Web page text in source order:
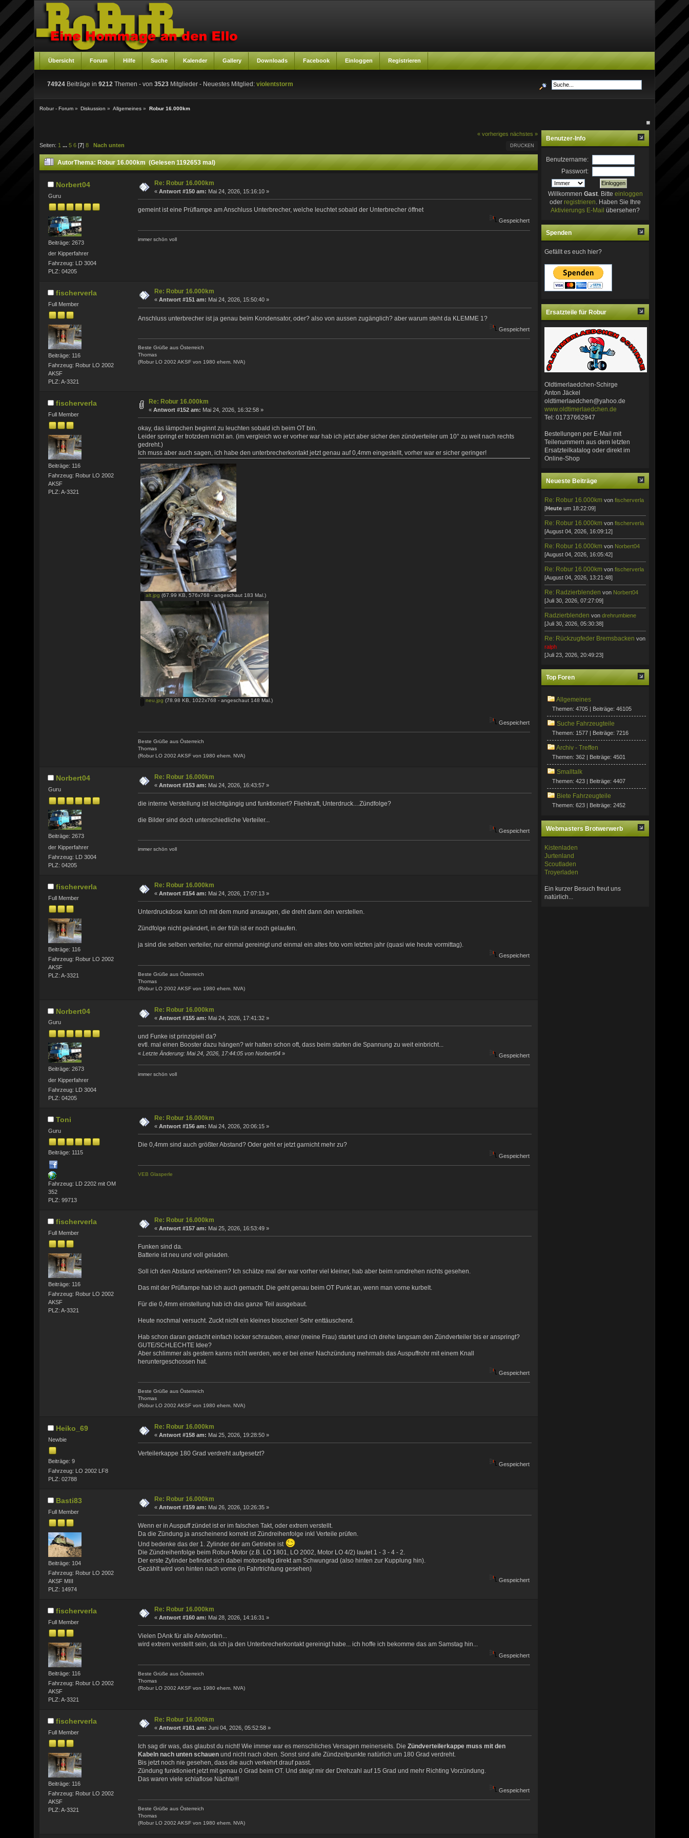
Übersicht Forum Hilfe Suche Kalender Gallery Downloads Facebook Einloggen Registrieren
74924 Beiträge in9212 Themen - von3523 Mitglieder - Neuestes Mitglied:violentstorm
Robur - Forum » Diskussion » Allgemeines » Robur 16.000km
« vorheriges nächstes »
DRUCKEN
Seiten: 1 ...5 6 [7]8 Nach unten
AutorThema: Robur 16.000km (Gelesen 1192653 mal)
Norbert04
Guru
Beiträge: 2673
der Kipperfahrer
Fahrzeug: LD 3004
PLZ: 04205
Re: Robur 16.000km
«Antwort #150 am: Mai 24, 2026, 15:16:10 »
gemeint ist eine Prüflampe am Anschluss Unterbrecher, welche leuchtet sobald der Unterbrecher öffnet
Gespeichert
immer schön voll
fischerverla
Full Member
Beiträge: 116
Fahrzeug: Robur LO 2002
AKSF
PLZ: A-3321
Re: Robur 16.000km
«Antwort #151 am: Mai 24, 2026, 15:50:40 »
Anschluss unterbrecher ist ja genau beim Kondensator, oder? also von aussen zugänglich? aber warum steht da KLEMME 1?
Gespeichert
Beste Grüße aus Österreich
Thomas
(Robur LO 2002 AKSF von 1980 ehem. NVA)
fischerverla
Full Member
Beiträge: 116
Fahrzeug: Robur LO 2002
AKSF
PLZ: A-3321
Re: Robur 16.000km
«Antwort #152 am: Mai 24, 2026, 16:32:58 »
okay, das lämpchen beginnt zu leuchten sobald ich beim OT bin.
Leider springt er trotzdem nicht an. (im vergleich wo er vorher war hab ich jetzt aber sicher den zündverteiler um 10° zu weit nach rechts
gedreht.)
Ich muss aber auch sagen, ich habe den unterbrecherkontakt jetzt genau auf 0,4mm eingestellt, vorher war er sicher geringer!
alt.jpg (67.99 KB, 576x768 - angeschaut 183 Mal.)
neu.jpg (78.98 KB, 1022x768 - angeschaut 148 Mal.)
Gespeichert
Beste Grüße aus Österreich
Thomas
(Robur LO 2002 AKSF von 1980 ehem. NVA)
Norbert04
Guru
Beiträge: 2673
der Kipperfahrer
Fahrzeug: LD 3004
PLZ: 04205
Re: Robur 16.000km
«Antwort #153 am: Mai 24, 2026, 16:43:57 »
die interne Verstellung ist leichtgängig und funktioniert? Fliehkraft, Unterdruck....Zündfolge?
die Bilder sind doch unterschiedliche Verteiler...
Gespeichert
immer schön voll
fischerverla
Full Member
Beiträge: 116
Fahrzeug: Robur LO 2002
AKSF
PLZ: A-3321
Re: Robur 16.000km
«Antwort #154 am: Mai 24, 2026, 17:07:13 »
Unterdruckdose kann ich mit dem mund ansaugen, die dreht dann den verstellen.
Zündfolge nicht geändert, in der früh ist er noch gelaufen.
ja sind die selben verteiler, nur einmal gereinigt und einmal ein altes foto vom letzten jahr (quasi wie heute vormittag).
Gespeichert
Beste Grüße aus Österreich
Thomas
(Robur LO 2002 AKSF von 1980 ehem. NVA)
Norbert04
Guru
Beiträge: 2673
der Kipperfahrer
Fahrzeug: LD 3004
PLZ: 04205
Re: Robur 16.000km
«Antwort #155 am: Mai 24, 2026, 17:41:32 »
und Funke ist prinzipiell da?
evtl. mal einen Booster dazu hängen? wir hatten schon oft, dass beim starten die Spannung zu weit einbricht...
«Letzte Änderung: Mai 24, 2026, 17:44:05 von Norbert04 » Gespeichert
immer schön voll
Toni
Guru
Beiträge: 1115
Fahrzeug: LD 2202 mit OM
352
PLZ: 99713
Re: Robur 16.000km
«Antwort #156 am: Mai 24, 2026, 20:06:15 »
Die 0,4mm sind auch größter Abstand? Oder geht er jetzt garnicht mehr zu?
Gespeichert
VEB Glasperle
fischerverla
Full Member
Beiträge: 116
Fahrzeug: Robur LO 2002
AKSF
PLZ: A-3321
Re: Robur 16.000km
«Antwort #157 am: Mai 25, 2026, 16:53:49 »
Funken sind da.
Batterie ist neu und voll geladen.
Soll ich den Abstand verkleinern? Ich schätze mal der war vorher viel kleiner, hab aber beim rumdrehen nichts gesehen.
Das mit der Prüflampe hab ich auch gemacht. Die geht genau beim OT Punkt an, wenn man vorne kurbelt.
Für die 0,4mm einstellung hab ich das ganze Teil ausgebaut.
Heute nochmal versucht. Zuckt nicht ein kleines bisschen! Sehr enttäuschend.
Hab schon daran gedacht einfach locker schrauben, einer (meine Frau) startet und ich drehe langsam den Zündverteiler bis er anspringt?
GUTE/SCHLECHTE Idee?
Aber schlimmer als gestern kanns nicht werden, wo er bei einer Nachzündung mehrmals das Auspuffrohr mit einem Knall
heruntergeschossen hat.
Gespeichert
Beste Grüße aus Österreich
Thomas
(Robur LO 2002 AKSF von 1980 ehem. NVA)
Heiko_69
Newbie
Beiträge: 9
Fahrzeug: LO 2002 LF8
PLZ: 02788
Re: Robur 16.000km
«Antwort #158 am: Mai 25, 2026, 19:28:50 »
Verteilerkappe 180 Grad verdreht aufgesetzt?
Gespeichert
Basti83
Full Member
Beiträge: 104
Fahrzeug: Robur LO 2002
AKSF MIII
PLZ: 14974
Re: Robur 16.000km
«Antwort #159 am: Mai 26, 2026, 10:26:35 »
Wenn er in Auspuff zündet ist er im falschen Takt, oder extrem verstellt.
Da die Zündung ja anscheinend korrekt ist Zündreihenfolge inkl Verteile prüfen.
Und bedenke das der 1. Zylinder der am Getriebe ist
Die Zündreihenfolge beim Robur-Motor (z.B. LO 1801, LO 2002, Motor LO 4/2) lautet 1 - 3 - 4 - 2.
Der erste Zylinder befindet sich dabei motorseitig direkt am Schwungrad (also hinten zur Kupplung hin).
Gezählt wird von hinten nach vorne (in Fahrtrichtung gesehen)
Gespeichert
fischerverla
Full Member
Beiträge: 116
Fahrzeug: Robur LO 2002
AKSF
PLZ: A-3321
Re: Robur 16.000km
«Antwort #160 am: Mai 28, 2026, 14:16:31 »
Vielen DAnk für alle Antworten...
wird extrem verstellt sein, da ich ja den Unterbrecherkontakt gereinigt habe... ich hoffe ich bekomme das am Samstag hin...
Gespeichert
Beste Grüße aus Österreich
Thomas
(Robur LO 2002 AKSF von 1980 ehem. NVA)
fischerverla
Full Member
Beiträge: 116
Fahrzeug: Robur LO 2002
AKSF
PLZ: A-3321
Re: Robur 16.000km
«Antwort #161 am: Juni 04, 2026, 05:52:58 »
Ich sag dir was, das glaubst du nicht! Wie immer war es menschliches Versagen meinerseits. Die Zündverteilerkappe muss mit den
Kabeln nach unten schauenund nicht nach oben. Sonst sind alle Zündzeitpunkte natürlich um 180 Grad verdreht.
Bis jetzt noch nie gesehen, dass die auch verkehrt drauf passt.
Zündung funktioniert jetzt mit genau 0 Grad beim OT. Und steigt mir der Drehzahl auf 15 Grad und mehr Richting Vorzündung.
Das waren viele schlaflose Nächte!!!
Gespeichert
Beste Grüße aus Österreich
Thomas
(Robur LO 2002 AKSF von 1980 ehem. NVA)
Benutzer-Info
Benutzername:
Passwort:
Willkommen Gast. Bitte einloggen
oder registrieren . Haben Sie Ihre
Aktivierungs E-Mail übersehen?
Spenden
Gefällt es euch hier?
Ersatzteile für Robur
Oldtimerlaedchen-Schirge
Anton Jäckel
oldtimerlaedchen@yahoo.de
www.oldtimerlaedchen.de
Tel: 01737662947
Bestellungen per E-Mail mit
Teilenummern aus dem letzten
Ersatzteilkatalog oder direkt im
Online-Shop
Neueste Beiträge
Re: Robur 16.000km vonfischerverla
[Heute um 18:22:09]
Re: Robur 16.000km vonfischerverla
[August 04, 2026, 16:09:12]
Re: Robur 16.000km von Norbert04
[August 04, 2026, 16:05:42]
Re: Robur 16.000km vonfischerverla
[August 04, 2026, 13:21:48]
Re: Radzierblendenvon Norbert04
[Juli 30, 2026, 07:27:09]
Radzierblendenvondrehrumbiene
[Juli 30, 2026, 05:30:38]
Re: Rückzugfeder Bremsbacken von
ralph
[Juli 23, 2026, 20:49:23]
Top Foren
Allgemeines
Themen: 4705 | Beiträge: 46105
Suche Fahrzeugteile
Themen: 1577 | Beiträge: 7216
Archiv - Treffen
Themen: 362 | Beiträge: 4501
Smalltalk
Themen: 423 | Beiträge: 4407
Biete Fahrzeugteile
Themen: 623 | Beiträge: 2452
Webmasters Brotwerwerb
Kistenladen
Jurtenland
Scoutladen
Troyerladen
Ein kurzer Besuch freut uns
natürlich...